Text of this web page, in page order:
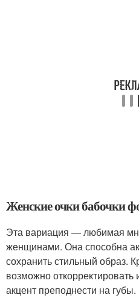
Женские очки бабочки
Эта вариация — любимая
женщинами. Она способна
сохранить стильный образ.
возможно откорректировать
акцент преподнести на губы.